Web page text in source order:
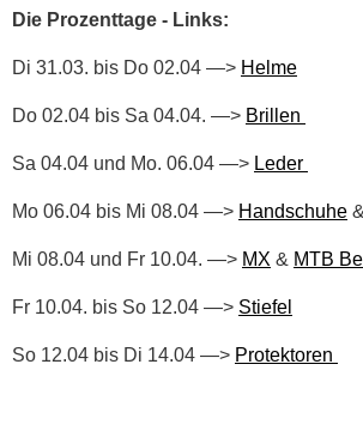
Die Prozenttage - Links:
Di 31.03. bis Do 02.04 —> Helme
Do 02.04 bis Sa 04.04. —> Brillen
Sa 04.04 und Mo. 06.04 —> Leder
Mo 06.04 bis Mi 08.04 —> Handschuhe &
Mi 08.04 und Fr 10.04. —> MX & MTB
Fr 10.04. bis So 12.04 —> Stiefel
So 12.04 bis Di 14.04 —> Protektoren